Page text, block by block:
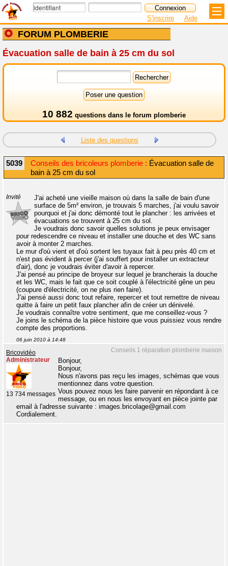
FORUM PLOMBERIE
S'inscrire Aide
Évacuation salle de bain à 25 cm du sol
10 882 questions dans le forum plomberie
Liste des questions
5039 Conseils des bricoleurs plomberie : Évacuation salle de
bain à 25 cm du sol
Invité
J'ai acheté une vieille maison où dans la salle de bain d'une
surface de 5m² environ, je trouvais 5 marches, j'ai voulu savoir
pourquoi et j'ai donc démonté tout le plancher : les arrivées et
évacuations se trouvent à 25 cm du sol.
Je voudrais donc savoir quelles solutions je peux envisager
pour redescendre ce niveau et installer une douche et des WC sans
avoir à monter 2 marches.
Le mur d'où vient et d'où sortent les tuyaux fait à peu près 40 cm et
n'est pas évident à percer (j'ai souffert pour installer un extracteur
d'air), donc je voudrais éviter d'avoir à repercer.
J'ai pensé au principe de broyeur sur lequel je brancherais la douche
et les WC, mais le fait que ce soit couplé à l'électricité gêne un peu
(coupure d'électricité, on ne plus rien faire).
J'ai pensé aussi donc tout refaire, repercer et tout remettre de niveau
quitte à faire un petit faux plancher afin de créer un dénivelé.
Je voudrais connaître votre sentiment, que me conseillez-vous ?
Je joins le schéma de la pièce histoire que vous puissiez vous rendre
compte des proportions.
06 juin 2010 à 14:48
Conseils 1 réparation plomberie maison
Bricovidéo
Administrateur
13 734 messages
Bonjour,
Bonjour,
Nous n'avons pas reçu les images, schémas que vous
mentionnez dans votre question.
Vous pouvez nous les faire parvenir en répondant à ce
message, ou en nous les envoyant en pièce jointe par
email à l'adresse suivante : images.bricolage@gmail.com
Cordialement.